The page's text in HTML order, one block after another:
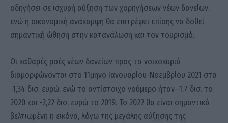
οδηγήσει σε ισχυρή αύξηση των χορηγήσεων νέων δανείων,
ενώ η οικονομική ανάκαμψη θα επιτρέψει επίσης να δοθεί
σημαντική ώθηση στην κατανάλωση και τον τουρισμό.
Οι καθαρές ροές νέων δανείων προς τα νοικοκυριά
διαμορφώνονται στο 11μηνο Ιανουαρίου-Νοεμβρίου 2021 στα
-1,34 δισ. ευρώ, ενώ το αντίστοιχο νούμερο ήταν -1,7 δισ. το
2020 και -2,22 δισ. ευρώ το 2019. Το 2022 θα είναι σημαντικά
βελτιωμένη η εικόνα, λόγω της μεγάλης αύξησης της